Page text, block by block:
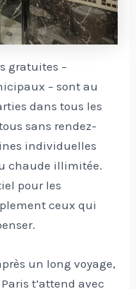
gratuites –
– sont au
dans tous les
sans rendez-
individuelles
chaude illimitée.
pour les
ceux qui
un long voyage,
t’attend avec